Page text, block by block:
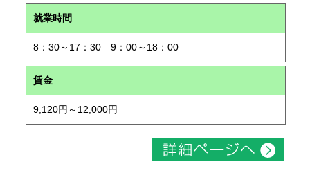
就業時間
8：30～17：30 9：00～18：00
賃金
9,120円～12,000円